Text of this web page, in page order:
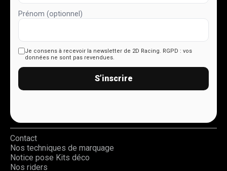
Prénom (optionnel)
Je consens à recevoir la newsletter de 2D Racing. RGPD : vos
données ne sont pas revendues.
S’inscrire
Contact
Nos techniques de marquage
Notice pose Kits déco
Nos riders